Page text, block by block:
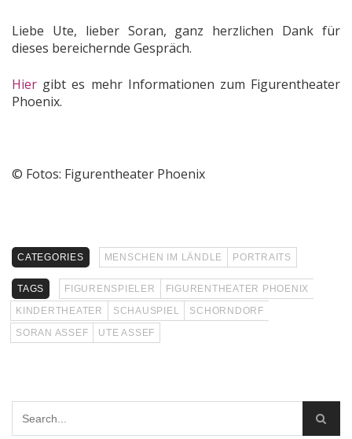
Liebe Ute, lieber Soran, ganz herzlichen Dank für
dieses bereichernde Gespräch.
Hier gibt es mehr Informationen zum Figurentheater
Phoenix.
© Fotos: Figurentheater Phoenix
CATEGORIES MENSCHEN IM LÄNDLE PORTRAITS
TAGS FIGURENSPIELER
FIGURENTHEATER PHOENIX
KINDERTHEATER
SCHAUSPIEL
SCHORNDORF
SORAN ASSEF
UTE ASSEF